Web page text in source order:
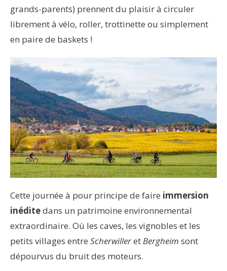
grands-parents) prennent du plaisir à circuler
librement à vélo, roller, trottinette ou simplement
en paire de baskets !
Cette journée à pour principe de faire immersion
inéditedans un patrimoine environnemental
extraordinaire. Où les caves, les vignobles et les
petits villages entre ScherwilleretBergheim sont
dépourvus du bruit des moteurs.